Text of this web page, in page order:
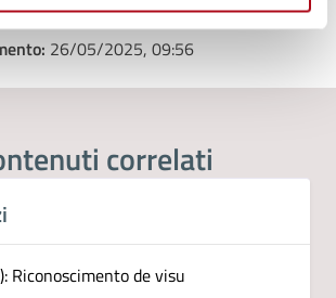
26/05/2025, 09:56
correlati
Riconoscimento de visu